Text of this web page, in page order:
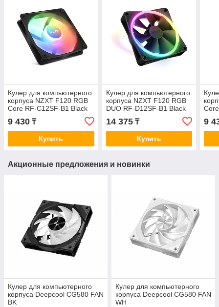
Кулер для компьютерного
корпуса NZXT F120 RGB
Core RF-C12SF-B1 Black
9 430 ₸
Купить
Кулер для компьютерного
корпуса NZXT F120 RGB
DUO RF-D12SF-B1 Black
14 375₸
Купить
9
Акционные предложения и новинки
Кулер для компьютерного
корпуса Deepcool CG580 FAN
BK
Кулер для компьютерного
корпуса Deepcool CG580 FAN
WH